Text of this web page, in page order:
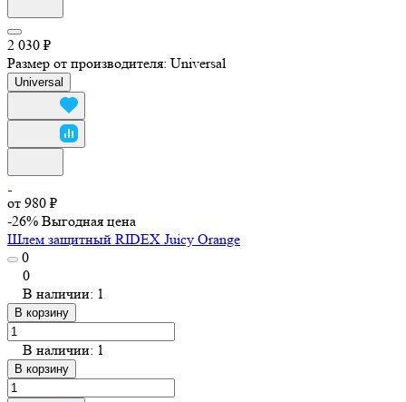
2 030 ₽
Размер от производителя: Universal
Universal
от 980 ₽
-26% Выгодная цена
Шлем защитный RIDEX Juicy Orange
0
0
В наличии: 1
В корзину
В наличии: 1
В корзину